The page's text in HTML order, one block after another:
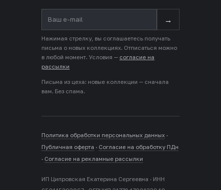
→
Нажимая стрелку, вы соглашаетесь получать
письма о новых коллекциях. Отписаться можно
в любой момент. Условия — согласие на
рассылки
Письма из цеха: новые коллекции — сначала
вам. Без спама.
Политика обработки персональных данных ·
Публичная оферта · Согласие на обработку ПДн
· Согласие на рекламные рассылки
ИП Ципровская Екатерина Сергеевна · ИНН